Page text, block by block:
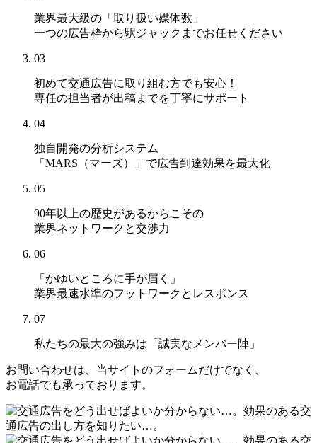
業界最大級の「取り扱い媒体数」
一つの広告枠から駅ジャックまでお任せください
03
初めて交通広告に取り組む方でも安心！
専任の担当者が出稿までを丁寧にサポート
04
独自開発の分析システム
「MARS（マーズ）」 で広告到達効果を最大化
05
90年以上の歴史があるからこその
業界ネットワークと交渉力
06
「かゆいところに手が届く」
業界最速水準のフットワークとレスポンス
07
私たちの最大の強みは 「誠実なメンバー陣」
お問い合わせは、当サイトのフォームだけでなく、
お電話でも承っております。